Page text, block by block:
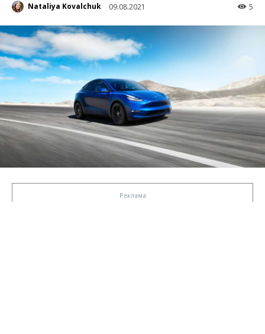
Nataliya Kovalchuk 09.08.2021 5